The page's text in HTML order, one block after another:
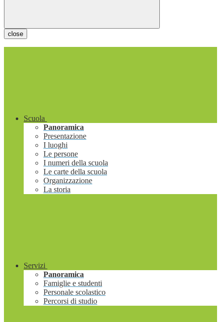
close
Scuola
Panoramica
Presentazione
I luoghi
Le persone
I numeri della scuola
Le carte della scuola
Organizzazione
La storia
Servizi
Panoramica
Famiglie e studenti
Personale scolastico
Percorsi di studio